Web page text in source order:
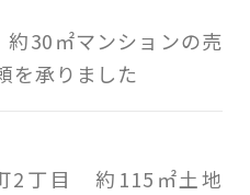
30㎡マンションの売
を承りました
2丁目 約115㎡土地